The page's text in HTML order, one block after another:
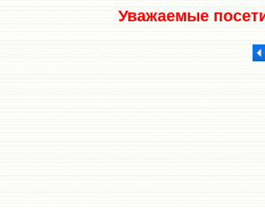
Уважаемые